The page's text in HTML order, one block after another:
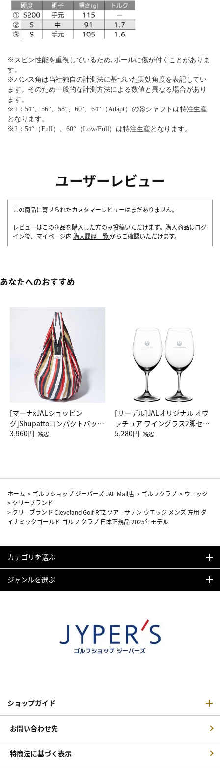
※スピン性能を重視しているため､ボールに傷が付くことがありま
す。
※バンス角は当社独自の計測法に基づいた実効角度を表記してい
ます。そのため一般的な計測方法による数値と異なる場合があり
ます。
※1：54°、56°、58°、60°、64°（Adapt）の③シャフトは特注生産
となります。
※2：54°（Full）、60°（Low/Full）は特注生産となります。
ユーザーレビュー
この商品に寄せられたカスタマーレビューはまだありません。
レビューはこの商品を購入した方のみ投稿いただけます。購入商品はログ
イン後、マイページ内 購入履歴一覧 からご確認いただけます。
あなたへのおすすめ
[マーナxJALショッピン
グ]Shupattoコンパクトバッグ
Drop JAL客室乗務員（LC）ス
3,960円 （税込）
[リーデル]JALオリジナル オヴ
ァチュア ワイングラス2脚セッ
ト（レッドワイン）
5,280円 （税込）
ホーム > ゴルフショップ ジーパーズ JAL Mall店 > ゴルフクラブ > ウェッジ
> クリーブランド
> クリーブランド Cleveland Golf RTZ ツアーサテン ウエッジ メンズ 左用 ダ
イナミックゴールド ゴルフ クラブ 日本正規品 2025年モデル
カテゴリを選ぶ
ジャンルを選ぶ
ショップガイド
お問い合わせ先
特商法に基づく表示